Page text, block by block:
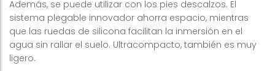
Además, se puede utilizar con los pies descalzos. El
sistema plegable innovador ahorra espacio, mientras
que las ruedas de silicona facilitan la inmersión en el
agua sin rallar el suelo. Ultracompacto, también es muy
ligero.